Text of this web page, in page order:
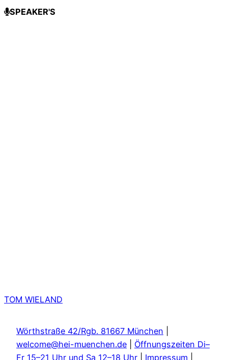
SPEAKER'S
TOM WIELAND
Wörthstraße 42/Rgb. 81667 München
welcome@hei-muenchen.de
Öffnungszeiten Di–
Fr 15–21 Uhr und Sa 12–18 Uhr
Impressum